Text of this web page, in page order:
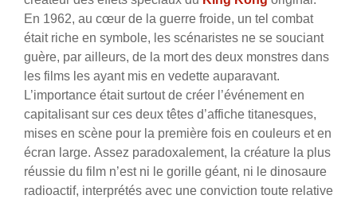
En 1962, au cœur de la guerre froide, un tel combat
était riche en symbole, les scénaristes ne se souciant
guère, par ailleurs, de la mort des deux monstres dans
les films les ayant mis en vedette auparavant.
L’importance était surtout de créer l’événement en
capitalisant sur ces deux têtes d’affiche titanesques,
mises en scène pour la première fois en couleurs et en
écran large. Assez paradoxalement, la créature la plus
réussie du film n’est ni le gorille géant, ni le dinosaure
radioactif, interprétés avec une conviction toute relative